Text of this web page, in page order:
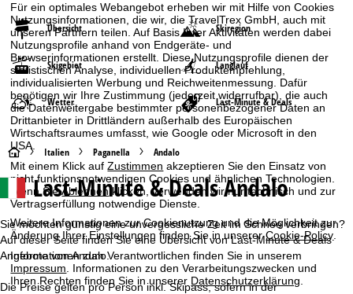
Für ein optimales Webangebot erheben wir mit Hilfe von Cookies
Nutzungsinformationen, die wir, die TravelTrex GmbH, auch mit
unseren Partnern teilen. Auf Basis Ihrer Aktivitäten werden dabei
Nutzungsprofile anhand von Endgeräte- und
Browserinformationen erstellt. Diese Nutzungsprofile dienen der
statistischen Analyse, individuellen Produktempfehlung,
individualisierten Werbung und Reichweitenmessung. Dafür
benötigen wir Ihre Zustimmung (jederzeit widerrufbar), die auch
die Datenweitergabe bestimmter personenbezogener Daten an
Drittanbieter in Drittländern außerhalb des Europäischen
Wirtschaftsraumes umfasst, wie Google oder Microsoft in den
USA.
Mit einem Klick aufZustimmen akzeptieren Sie den Einsatz von
nicht funktionsnotwendigen Cookies und ähnlichen Technologien.
Wenn SieAblehnenklicken, verwenden wir nur technisch und zur
Vertragserfüllung notwendige Dienste.
Weitere Informationen zur Cookienutzung und die Möglichkeit zur
Änderung Ihrer Einstellungen finden Sie in unsererCookie-Policy.
Informationen zum Verantwortlichen finden Sie in unserem
Impressum. Informationen zu den Verarbeitungszwecken und
Ihren Rechten finden Sie in unserer Datenschutzerklärung.
Übersicht Skiregion
Skigebiet Langlauf
Wetter Last-Minute & Deals
S
t
r
t
Italien Paganella Andalo
Last-Minute & Deals Andalo
Sie möchten günstig eine unvergessliche Zeit im Schnee verbringen?
Auf dieser Seite finden Sie eine Übersicht von Last-Minute & Deals
Angebote von Andalo.
Die Preise gelten pro Person inkl. Skipass, sofern in der